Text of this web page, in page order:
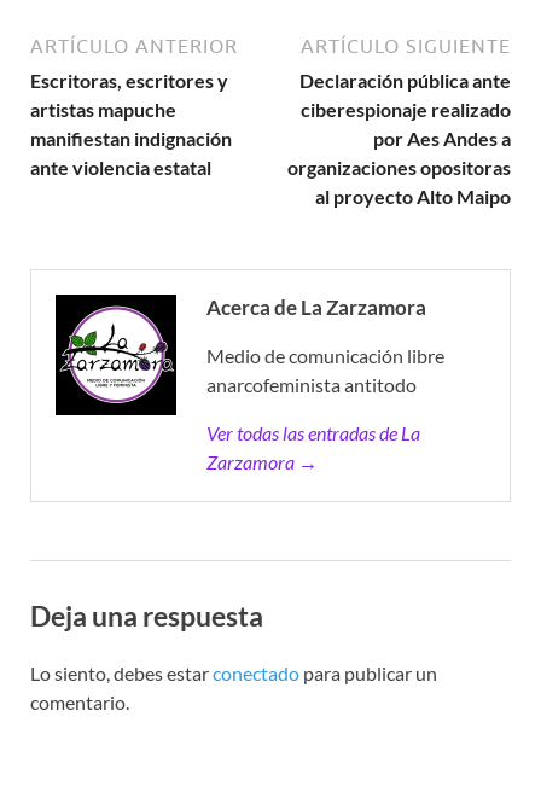
ARTÍCULO ANTERIOR
Escritoras, escritores y
artistas mapuche
manifiestan indignación
ante violencia estatal
ARTÍCULO SIGUIENTE
Declaración pública ante
ciberespionaje realizado
por Aes Andes a
organizaciones opositoras
al proyecto Alto Maipo
Acerca de La Zarzamora
Medio de comunicación libre
anarcofeminista antitodo
Ver todas las entradas de La
Zarzamora →
Deja una respuesta
Lo siento, debes estarconectado para publicar un
comentario.